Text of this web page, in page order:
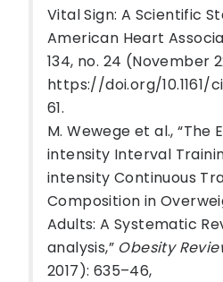
Vital Sign: A Scientific
American Heart
134, no. 24 (November
https://doi.org/10.1161/
61.
M. Wewege et al., “The
intensity Interval
intensity Continuous
Composition in
Adults: A Systematic
analysis,” Obesity
2017): 635–46,